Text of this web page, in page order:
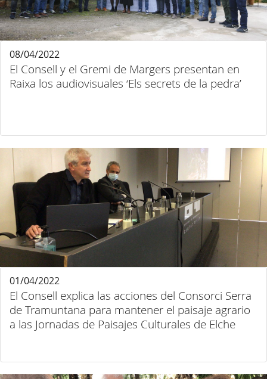
El Consell y el Gremi de Margers presentan en
Raixa los audiovisuales ‘Els secrets de la pedra’
08/04/2022
El Consell explica las acciones del Consorci Serra
de Tramuntana para mantener el paisaje agrario
a las Jornadas de Paisajes Culturales de Elche
01/04/2022